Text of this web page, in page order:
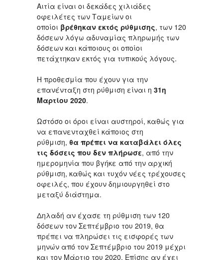
Αιτία είναι οι δεκάδες χιλιάδες
οφειλέτες των Ταμείων οι
οποίοι βρέθηκαν εκτός ρύθμισης, των 120
δόσεων λόγω αδυναμίας πληρωμής των
δόσεων και κάποιους οι οποίοι
πετάχτηκαν εκτός για τυπικούς λόγους.
Η προθεσμία που έχουν για την
επανένταξη στη ρύθμιση είναι η 31η
Μαρτίου 2020.
Ωστόσο οι όροι είναι αυστηροί, καθώς για
να επανενταχθεί κάποιος στη
ρύθμιση, θα πρέπει να καταβάλει όλες
τις δόσεις που δεν πλήρωσε, από την
ημερομηνία που βγήκε από την αρχική
ρύθμιση, καθώς και τυχόν νέες τρέχουσες
οφειλές, που έχουν δημιουργηθεί στο
μεταξύ διάστημα.
Δηλαδή αν έχασε τη ρύθμιση των 120
δόσεων τον Σεπτέμβριο του 2019, θα
πρέπει να πληρώσει τις εισφορές των
μηνών από τον Σεπτέμβριο του 2019 μέχρι
και τον Μάρτιο του 2020. Επίσης αν έχει